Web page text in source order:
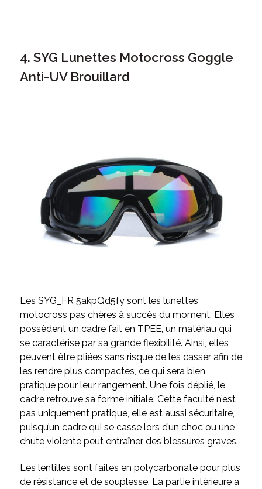
4. SYG Lunettes Motocross Goggle
Anti-UV Brouillard
Les SYG_FR 5akpQd5fy sont les lunettes
motocross pas chères à succès du moment. Elles
possèdent un cadre fait en TPEE, un matériau qui
se caractérise par sa grande flexibilité. Ainsi, elles
peuvent être pliées sans risque de les casser afin de
les rendre plus compactes, ce qui sera bien
pratique pour leur rangement. Une fois déplié, le
cadre retrouve sa forme initiale. Cette faculté n’est
pas uniquement pratique, elle est aussi sécuritaire,
puisqu’un cadre qui se casse lors d’un choc ou une
chute violente peut entraîner des blessures graves.
Les lentilles sont faites en polycarbonate pour plus
de résistance et de souplesse. La partie intérieure a